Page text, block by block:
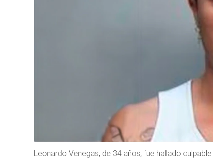
Leonardo Venegas, de 34 años, fue hallado